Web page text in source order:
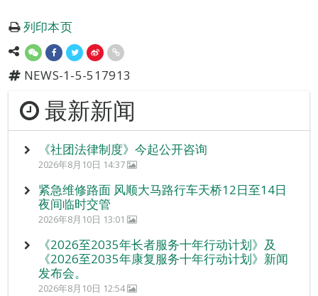
列印本页
NEWS-1-5-517913
最新新闻
《社团法律制度》今起公开咨询
2026年8月10日 14:37
紧急维修路面 风顺大马路行车天桥12日至14日
夜间临时交管
2026年8月10日 13:01
《2026至2035年长者服务十年行动计划》及
《2026至2035年康复服务十年行动计划》新闻
发布会。
2026年8月10日 12:54